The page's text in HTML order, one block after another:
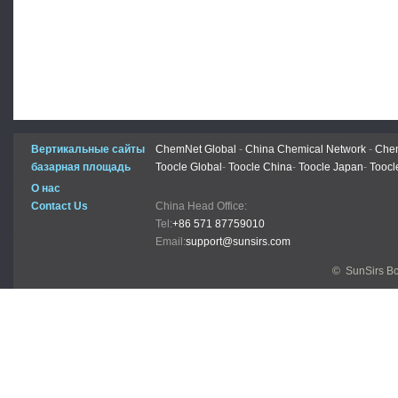
Вертикальные сайты ChemNet Global - China Chemical Network -
базарная площадь
Toocle Global - Toocle China- Toocle Japan-
О нас
Contact Us
China Head Office:
Tel:+86 571 87759010
Email:support@sunsirs.com
© SunSirs